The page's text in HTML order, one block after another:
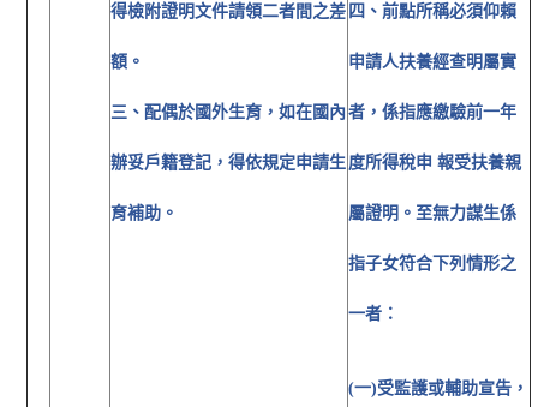
得檢附證明文件請領二者間之差
額。
三、配偶於國外生育，如在國內
辦妥戶籍登記，得依規定申請生
育補助。
四、前點所稱必須仰賴
申請人扶養經查明屬實
者，係指應繳驗前一年
度所得稅申 報受扶養親
屬證明。至無力謀生係
指子女符合下列情形之
一者：
(一)受監護或輔助宣告，